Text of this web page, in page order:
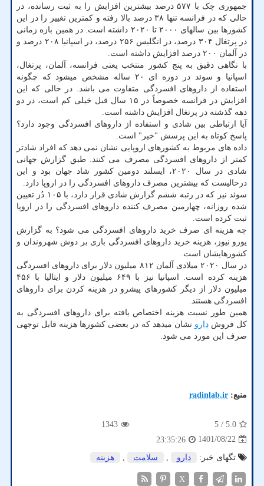
جمهوری چک با ۵۷۷ درصد بیشترین افزایش را به ثبت رسانده، در
حالی که در فرانسه تنها ۳۸ درصد بالا رفته و کمترین تغییر را در این
کشورها بین سالهای ۲۰۰۰ تا ۲۰۲۰ داشته است. در همین بازه زمانی
در پرتغال ۳۰۴ درصد، در انگلیس ۲۵۶ درصد، در اسپانیا ۲۰۸ درصد و
در آلمان ۲۰۰ درصد افزایش داشته است.
با نگاهی دقیق به پنج کشور منتخب یعنی فرانسه، آلمان، پرتغال،
اسپانیا و سوئد در دوره ای ۲۰ ساله مشخص میشود که چگونه
استفاده از داروهای افسردگی متفاوت می باشد. در حالی که این
افزایش در فرانسه خصوصاً در ۱۵ سال قبل خیلی کم است، در دو
دهه گذشته در پرتغال افزایش داشته است.
آیا ارتباطی بین شادی و استفاده از داروهای افسردگی وجود دارد؟
پاسخ کوتاه به این پرسش "خیر" است.
داده های مربوط به کشورهای اروپایی نشان نمی دهد که افراد شادتر
کمتر از داروهای افسردگی مصرف می کنند. طبق گزارش جهانی
شادی در سال ۲۰۲۰، ایسلند دومین کشور شاد جهان بود و این
درحالیست که بیشترین مصرف داروهای افسردگی را در اروپا دارد.
سوئد نیز که در رتبه ششم گزارش شادی قرار دارد، با ۱۰۵ دُز تعیین
شده روزانه، چهارمین مصرف کننده داروهای افسردگی را در اروپا
ثبت کرده است.
چه هزینه ای صرف خرید داروهای افسردگی می شود؟ به گزارش
یورو نیوز، هزینه خرید داروهای افسردگی باری بر دوش شهروندان و
کشورهایشان است.
در سال ۲۰۲۰ میلادی آلمان ۸۱۲ میلیون دلار برای داروهای افسردگی
هزینه کرده است. اسپانیا نیز با ۶۴۹ میلیون دلار و ایتالیا با ۴۵۶
میلیون دلار از دیگر کشورهای پیشرو در هزینه کردن برای داروهای
افسردگی هستند.
همین طور نسبت هزینه اختصاص یافته برای داروهای افسردگی به
کل فروشدارو نشان میدهد که در بعضی کشورها هزینه قابل توجهی
صرف این مورد می شود.
منبع: radinlab.ir
5.0
/ 5
1343
1401/08/22
23:35:26
تگهای خبر:
دارو , سلامت , هزینه
X